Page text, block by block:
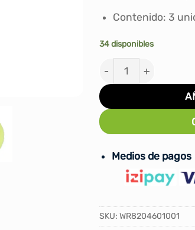
Contenido: 3
34 disponibles
PELOTAS DE
Medios de pagos
SKU: WR8204601001